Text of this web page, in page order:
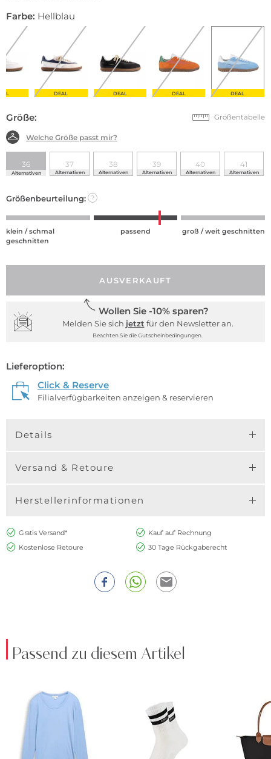
Farbe: Hellblau
DEAL DEAL DEAL DEAL
Größe: Größentabelle
Welche Größe passt mir?
36
Alternativen
37
Alternativen
38
Alternativen
39
Alternativen
40
Alternativen
41
Alternativen
Größenbeurteilung: ?
klein / schmal
geschnitten
passend groß / weit geschnitten
AUSVERKAUFT
Wollen Sie -10% sparen?
Melden Sie sich jetzt für den Newsletter an.
Beachten Sie die Gutscheinbedingungen.
Lieferoption:
Click & Reserve
Filialverfügbarkeiten anzeigen & reservieren
Details
Versand & Retoure
Herstellerinformationen
Gratis Versand*
Kauf auf Rechnung
Kostenlose Retoure
30 Tage Rückgaberecht
Passend zu diesem Artikel